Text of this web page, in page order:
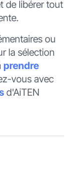
de libérer tout
ou
la sélection
prendre
vous avec
d'AiTEN